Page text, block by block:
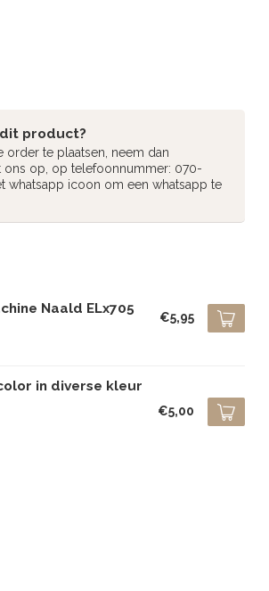
product?
order te plaatsen, neem dan
op, op telefoonnummer: 070-
whatsapp icoon om een whatsapp te
Naald ELx705
€5,95
in diverse kleur
€5,00